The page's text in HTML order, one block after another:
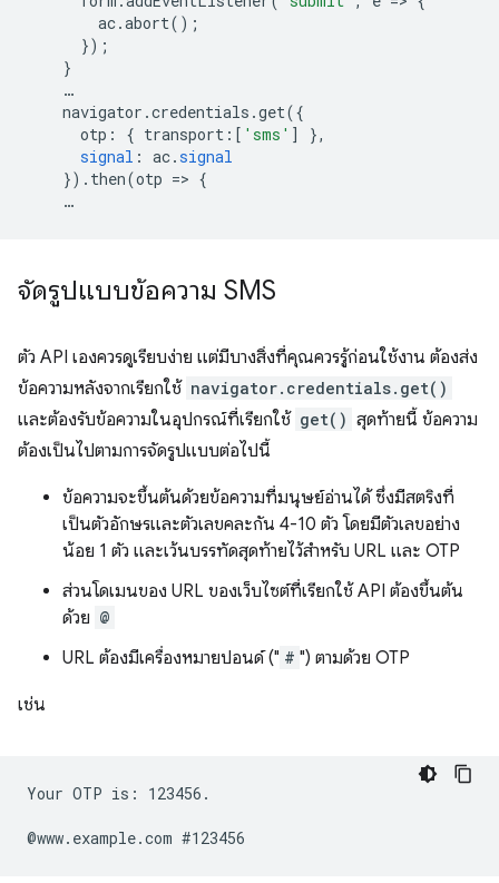
ac.abort();
});
}
…
navigator .credentials .get({
otp : { transport :[ 'sms' ]
},
signal : ac.signal
}) . then(otp => {
…
จัดรูปแบบข้อความ SMS
ตัว API เองควรดูเรียบง่าย แต่มีบางสิ่งที่คุณควรรู้ก่อนใช้งาน ต้องส่ง
ข้อความหลังจากเรียกใช้ navigator.credentials.get()
และต้องรับข้อความในอุปกรณ์ที่เรียกใช้ get() สุดท้ายนี้ ข้อความ
ต้องเป็นไปตามการจัดรูปแบบต่อไปนี้
ข้อความจะขึ้นต้นด้วยข้อความที่มนุษย์อ่านได้ ซึ่งมีสตริงที่
เป็นตัวอักษรและตัวเลขคละกัน 4-10 ตัว โดยมีตัวเลขอย่าง
น้อย 1 ตัว และเว้นบรรทัดสุดท้ายไว้สำหรับ URL และ OTP
ส่วนโดเมนของ URL ของเว็บไซต์ที่เรียกใช้ API ต้องขึ้นต้น
ด้วย @
URL ต้องมีเครื่องหมายปอนด์ (" # ") ตามด้วย OTP
เช่น
Your OTP is: 123456.